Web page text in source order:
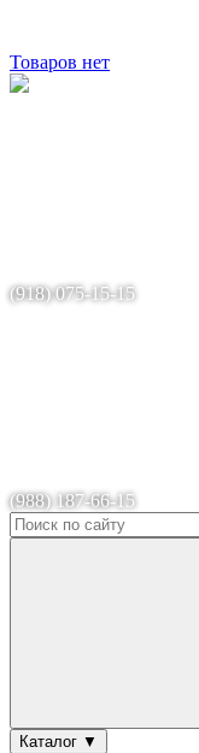
Товаров нет
(918) 075-15-15
(988) 187-66-15
Каталог ▼